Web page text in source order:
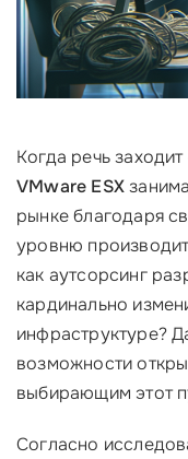
Когда речь
VMware ESX
рынке благодаря
уровню
как аутсорсинг
кардинально
инфраструктуре?
возможности
выбирающим этот
Согласно